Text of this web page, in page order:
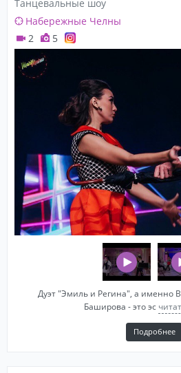
Танцевальные шоу
Набережные Челны
2
5
Дуэт "Эмиль и Регина", а именно
Баширова - это эс
Подробнее